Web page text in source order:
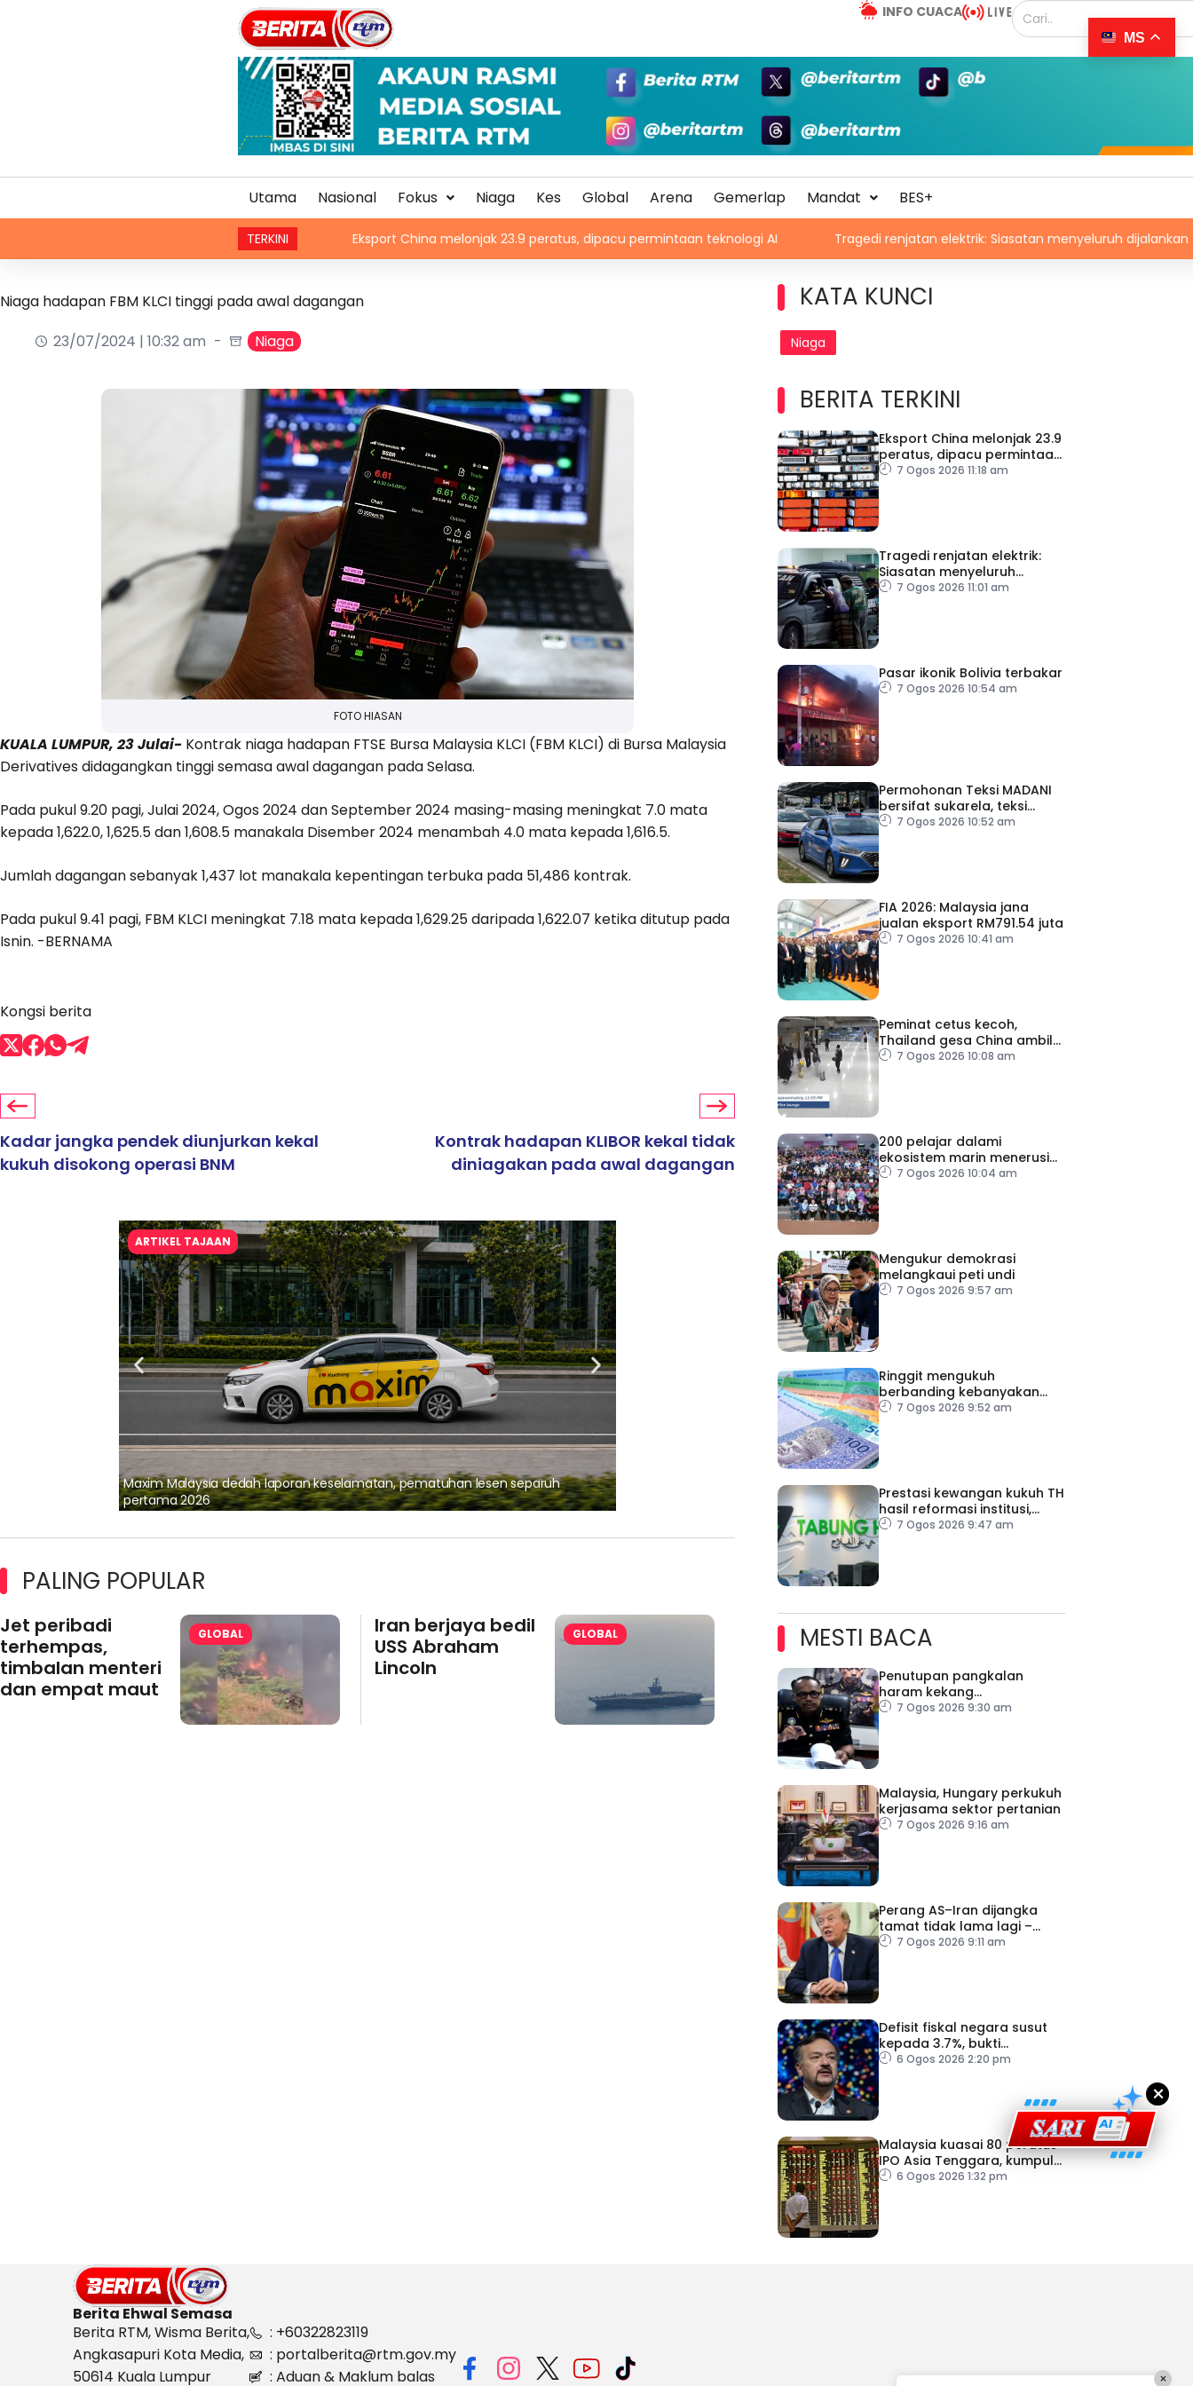
INFO CUACA
Utama Nasional Fokus Niaga Kes Global Arena Gemerlap Mandat BES+
TERKINIEksport China melonjak 23.9 peratus, dipacu permintaan teknologi AI Tragedi renjatan elektrik: Siasatan menyeluruh dijalankan
Niaga hadapan FBM KLCI tinggi pada awal dagangan
23/07/2024 | 10:32 am
Niaga
FOTO HIASAN
KUALA LUMPUR, 23 Julai- Kontrak niaga hadapan FTSE Bursa Malaysia KLCI (FBM KLCI) di Bursa Malaysia
Derivatives didagangkan tinggi semasa awal dagangan pada Selasa.
Pada pukul 9.20 pagi, Julai 2024, Ogos 2024 dan September 2024 masing-masing meningkat 7.0 mata
kepada 1,622.0, 1,625.5 dan 1,608.5 manakala Disember 2024 menambah 4.0 mata kepada 1,616.5.
Jumlah dagangan sebanyak 1,437 lot manakala kepentingan terbuka pada 51,486 kontrak.
Pada pukul 9.41 pagi, FBM KLCI meningkat 7.18 mata kepada 1,629.25 daripada 1,622.07 ketika ditutup pada
Isnin. -BERNAMA
Kongsi berita
Kadar jangka pendek diunjurkan kekal
kukuh disokong operasi BNM
Kontrak hadapan KLIBOR kekal tidak
diniagakan pada awal dagangan
ARTIKEL TAJAAN
Maxim Malaysia dedah laporan keselamatan, pematuhan lesen separuh
pertama 2026
Ajinomoto (Malaysia) Berhad Perkasa SCORE Marathon 2026 Melalui Kerjasama
aminoVITAL® Bersama Pempengaruh Larian Antarabangsa
PALING POPULAR
Jet peribadi
terhempas,
timbalan menteri
dan empat maut
GLOBAL
Iran berjaya bedil
USS Abraham
Lincoln
GLOBAL
KATA KUNCI
Niaga
BERITA TERKINI
Eksport China melonjak 23.9
peratus, dipacu permintaan
teknologi AI
7 Ogos 2026 11:18 am
Tragedi renjatan elektrik:
Siasatan menyeluruh
dijalankan
7 Ogos 2026 11:01 am
Pasar ikonik Bolivia terbakar
7 Ogos 2026 10:54 am
Permohonan Teksi MADANI
bersifat sukarela, teksi
sedia ada dibenar
7 Ogos 2026 10:52 am
FIA 2026: Malaysia jana
jualan eksport RM791.54 juta
7 Ogos 2026 10:41 am
Peminat cetus kecoh,
Thailand gesa China ambil
tindakan
7 Ogos 2026 10:08 am
200 pelajar dalami
ekosistem marin menerusi
Blue School Malaysia
7 Ogos 2026 10:04 am
Mengukur demokrasi
melangkaui peti undi
7 Ogos 2026 9:57 am
Ringgit mengukuh
berbanding kebanyakan
mata wang utama, stabil
7 Ogos 2026 9:52 am
Prestasi kewangan kukuh TH
hasil reformasi institusi,
pelaksanaan syor RCI –
7 Ogos 2026 9:47 am
MESTI BACA
Penutupan pangkalan
haram kekang
penyeludupan di Kelantan
7 Ogos 2026 9:30 am
Malaysia, Hungary perkukuh
kerjasama sektor pertanian
7 Ogos 2026 9:16 am
Perang AS–Iran dijangka
tamat tidak lama lagi –
Trump
7 Ogos 2026 9:11 am
Defisit fiskal negara susut
kepada 3.7%, bukti
keyakinan pelabur masih
6 Ogos 2026 2:20 pm
Malaysia kuasai 80 peratus
IPO Asia Tenggara, kumpul
AS$1.4 bilion separuh
6 Ogos 2026 1:32 pm
×
Berita Ehwal Semasa
Berita RTM, Wisma Berita,
Angkasapuri Kota Media,
50614 Kuala Lumpur
: +60322823119
: portalberita@rtm.gov.my
: Aduan & Maklum balas
MS
×